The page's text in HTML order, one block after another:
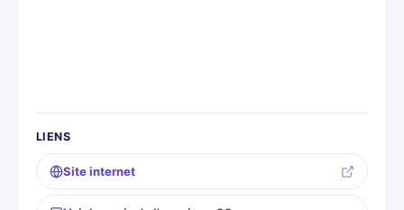
LIENS
Site internet